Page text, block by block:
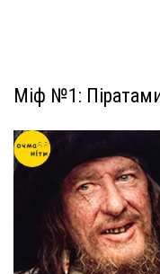
Міф №1: